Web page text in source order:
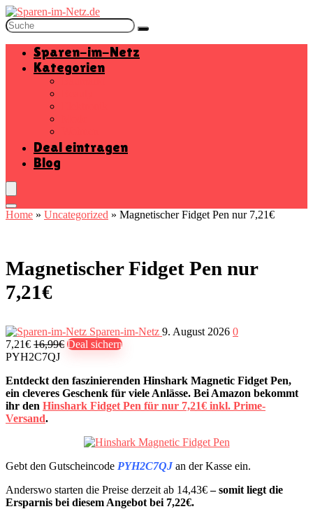
Sparen-im-Netz
Kategorien
Deal eintragen
Blog
Home » Uncategorized » Magnetischer Fidget Pen nur 7,21€
Magnetischer Fidget Pen nur
7,21€
Sparen-im-Netz 9. August 2026 0
7,21€ 16,99€ Deal sichern
PYH2C7QJ
Entdeckt den faszinierenden Hinshark Magnetic Fidget Pen,
ein cleveres Geschenk für viele Anlässe. Bei Amazon bekommt
ihr den Hinshark Fidget Pen für nur 7,21€ inkl. Prime-
Versand.
Gebt den Gutscheincode PYH2C7QJan der Kasse ein.
Anderswo starten die Preise derzeit ab 14,43€– somit liegt die
Ersparnis bei diesem Angebot bei 7,22€.